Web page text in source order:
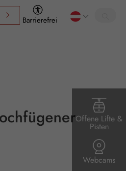
Barrierefrei
Offene Lifte &
Pisten
Webcams